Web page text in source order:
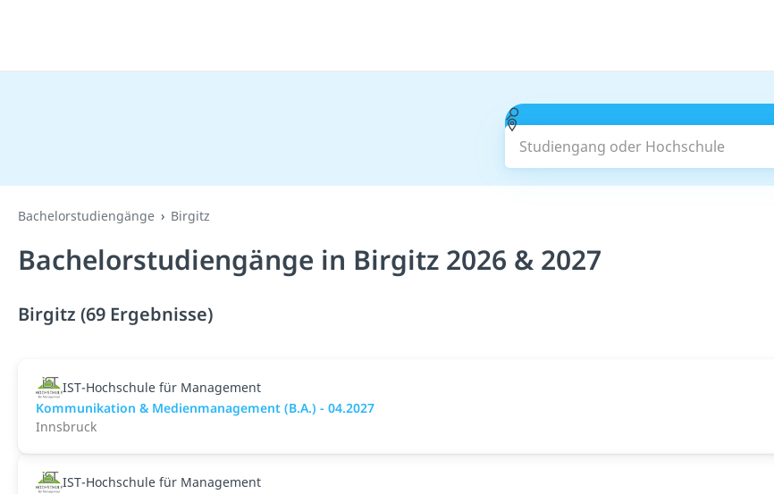
Studiengang oder Hochschule
Bachelorstudiengänge Birgitz
Bachelorstudiengänge in Birgitz 2026 & 2027
Birgitz (69 Ergebnisse)
IST-Hochschule für Management
Kommunikation & Medienmanagement (B.A.) - 04.2027
Innsbruck
IST-Hochschule für Management